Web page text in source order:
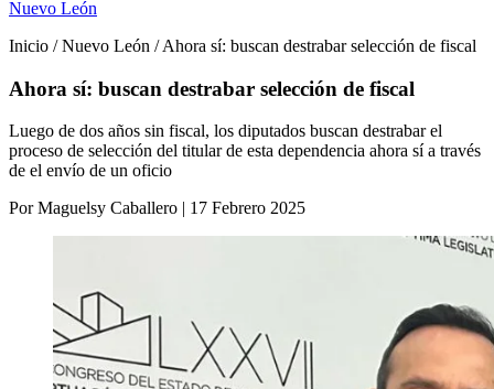
Nuevo León
Inicio / Nuevo León / Ahora sí: buscan destrabar selección de fiscal
Ahora sí: buscan destrabar selección de fiscal
Luego de dos años sin fiscal, los diputados buscan destrabar el
proceso de selección del titular de esta dependencia ahora sí a través
de el envío de un oficio
Por Maguelsy Caballero | 17 Febrero 2025